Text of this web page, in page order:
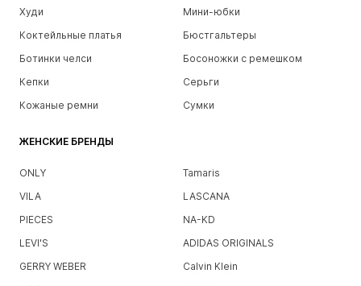
Худи
Мини-юбки
Коктейльные платья
Бюстгальтеры
Ботинки челси
Босоножки с ремешком
Кепки
Серьги
Кожаные ремни
Сумки
ЖЕНСКИЕ БРЕНДЫ
ONLY
Tamaris
VILA
LASCANA
PIECES
NA-KD
LEVI'S
ADIDAS ORIGINALS
GERRY WEBER
Calvin Klein